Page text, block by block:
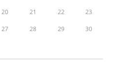
20 21 22 23
27 28 29 30